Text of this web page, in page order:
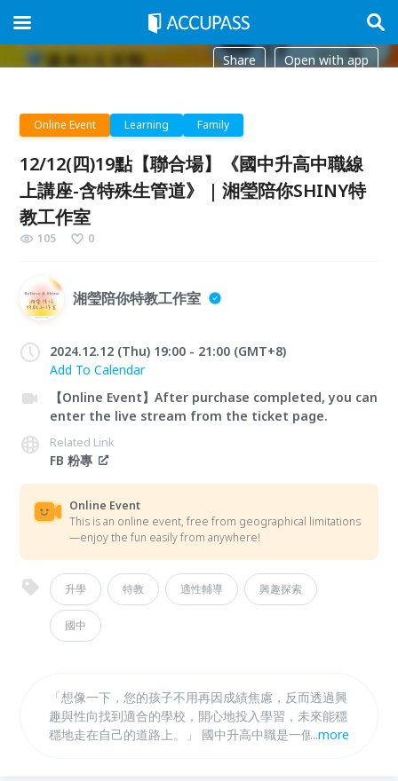
Share Open with app
Online Event Learning Family
12/12(四)19點【聯合場】《國中升高中職線
上講座-含特殊生管道》 | 湘瑩陪你SHINY特
教工作室
105 0
湘瑩陪你特教工作室
2024.12.12 (Thu) 19:00 - 21:00 (GMT+8)
Add To Calendar
【Online Event】After purchase completed, you can
enter the live stream from the ticket page.
Related Link
FB 粉專
Online Event
This is an online event, free from geographical limitations
—enjoy the fun easily from anywhere!
升學 特教 適性輔導 興趣探索
國中
「想像一下，您的孩子不用再因成績焦慮，反而透過興
趣與性向找到適合的學校，開心地投入學習，未來能穩
穩地走在自己的道路上。」 國中升高中職是一個重要
...more